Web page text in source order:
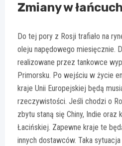
Zmiany w
Do tej pory z Rosji trafiało na
oleju napędowego miesięcznie.
realizowane przez tankowce
Primorsku. Po wejściu w życie
kraje Unii Europejskiej będą
rzeczywistości. Jeśli chodzi o
zbytu staną się Chiny, Indie oraz
Łacińskiej. Zapewne kraje te
innych dostawców. Taka